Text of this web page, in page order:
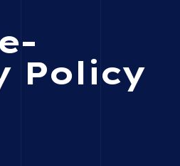
Policy